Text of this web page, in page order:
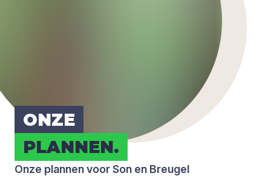
ONZE
PLAN­NEN.
Onze plannen voor Son en Breugel